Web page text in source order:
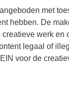
met
hebben. De
werk en
legaal of
voor de